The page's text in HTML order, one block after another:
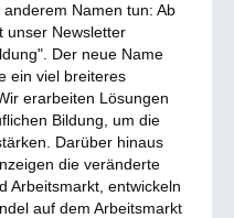
Namen tun: Ab
unser Newsletter
Der neue Name
ein viel breiteres
erarbeiten Lösungen
Bildung, um die
Darüber hinaus
die veränderte
Arbeitsmarkt, entwickeln
auf dem Arbeitsmarkt